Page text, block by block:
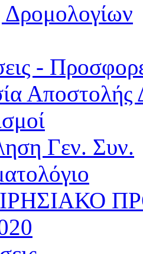
-
Αποστολής
Γεν. Συν.